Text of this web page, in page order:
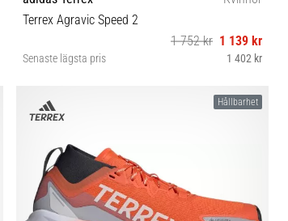
Terrex Agravic Speed 2
1 752 kr 1 139 kr
Senaste lägsta pris 1 402 kr
Hållbarhet